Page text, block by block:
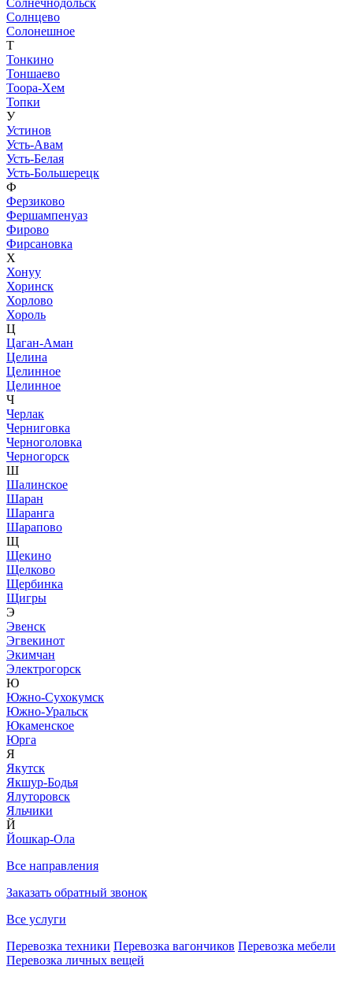
Солнцево
Солонешное
Т
Тонкино
Тоншаево
Тоора-Хем
Топки
У
Устинов
Усть-Авам
Усть-Белая
Усть-Большерецк
Ф
Ферзиково
Фершампенуаз
Фирово
Фирсановка
Х
Хонуу
Хоринск
Хорлово
Хороль
Ц
Цаган-Аман
Целина
Целинное
Целинное
Ч
Черлак
Черниговка
Черноголовка
Черногорск
Ш
Шалинское
Шаран
Шаранга
Шарапово
Щ
Щекино
Щелково
Щербинка
Щигры
Э
Эвенск
Эгвекинот
Экимчан
Электрогорск
Ю
Южно-Сухокумск
Южно-Уральск
Юкаменское
Юрга
Я
Якутск
Якшур-Бодья
Ялуторовск
Яльчики
Й
Йошкар-Ола
Все направления
Заказать обратный звонок
Все услуги
Перевозка техники Перевозка вагончиков Перевозка мебели
Перевозка личных вещей